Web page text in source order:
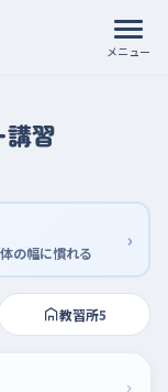
メニュー
習
の幅に慣れる ›
教習所5
›